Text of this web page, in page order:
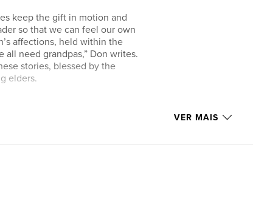
keep the gift in motion and
so that we can feel our own
affections, held within the
all need grandpas,” Don writes.
stories, blessed by the
elders.
VER MAIS